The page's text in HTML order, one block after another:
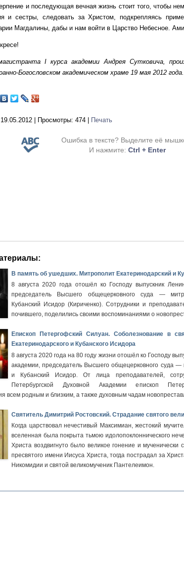
и последующая вечная жизнь стоит того, чтобы
и сестры, следовать за Христом, подкрепляясь
Магдалины, дабы и нам войти в Царство Небесное.
I курса академии Андрея Сутковича,
Богословском академическом храме 19 мая 2012 года.
| Просмотры: 474 Печать
Ошибка в тексте? Выделите её
И нажмите: Ctrl + Enter
В память об ушедших. Митрополит Екатеринодарский и
8 августа 2020 года отошёл ко Господу выпускник
председатель Высшего общецерковного суда —
Кубанский Исидор (Кириченко). Сотрудники и
почившего, поделились своими воспоминаниями о
Епископ Петергофский Силуан. Соболезнование в
Екатеринодарского и Кубанского Исидора
8 августа 2020 года на 80 году жизни отошёл ко Господу
академии, председатель Высшего общецерковного суда —
и Кубанский Исидор. От лица преподавателей,
Петербургской Духовной Академии епископ
всем родным и близким, а также духовным чадам
Святитель Димитрий Ростовский. Страдание святого
Когда царствовал нечестивый Максимиан, жестокий
вселенная была покрыта тьмою идолопоклоннического
Христа воздвигнуто было великое гонение и мученически
пресвятого имени Иисуса Христа, тогда пострадал за
Никомидии и святой великомученик Пантелеимон.